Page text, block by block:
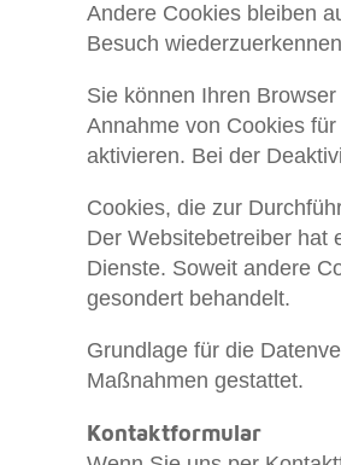
Andere Cookies bleiben
Besuch
Sie können Ihren
Annahme von Cookies
aktivieren. Bei der
Cookies, die zur
Der Websitebetreiber hat
Dienste. Soweit andere
gesondert behandelt.
Grundlage für die
Maßnahmen gestattet.
Kontaktformular